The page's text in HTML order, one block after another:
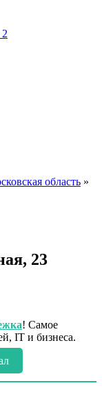
2
область »
23
! Самое
IT и бизнеса.